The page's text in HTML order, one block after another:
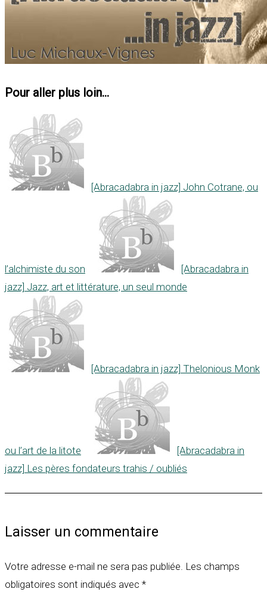
Pour aller plus loin...
[Abracadabra in jazz] John Cotrane, ou
l’alchimiste du son
[Abracadabra in
jazz] Jazz, art et littérature, un seul monde
[Abracadabra in jazz] Thelonious Monk
ou l’art de la litote
[Abracadabra in
jazz] Les pères fondateurs trahis / oubliés
Laisser un commentaire
Votre adresse e-mail ne sera pas publiée. Les champs
obligatoires sont indiqués avec *